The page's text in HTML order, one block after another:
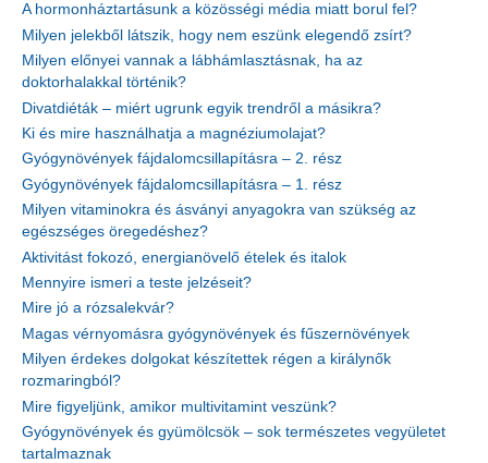
A hormonháztartásunk a közösségi média miatt borul fel?
Milyen jelekből látszik, hogy nem eszünk elegendő zsírt?
Milyen előnyei vannak a lábhámlasztásnak, ha az
doktorhalakkal történik?
Divatdiéták – miért ugrunk egyik trendről a másikra?
Ki és mire használhatja a magnéziumolajat?
Gyógynövények fájdalomcsillapításra – 2. rész
Gyógynövények fájdalomcsillapításra – 1. rész
Milyen vitaminokra és ásványi anyagokra van szükség az
egészséges öregedéshez?
Aktivitást fokozó, energianövelő ételek és italok
Mennyire ismeri a teste jelzéseit?
Mire jó a rózsalekvár?
Magas vérnyomásra gyógynövények és fűszernövények
Milyen érdekes dolgokat készítettek régen a királynők
rozmaringból?
Mire figyeljünk, amikor multivitamint veszünk?
Gyógynövények és gyümölcsök – sok természetes vegyületet
tartalmaznak